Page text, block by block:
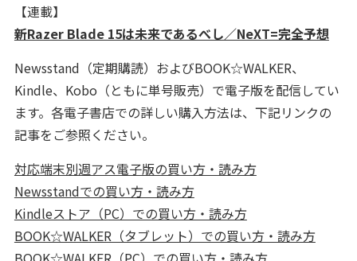
【連載】
新Razer Blade 15は未来であるべし／NeXT=完全予想
Newsstand（定期購読）およびBOOK☆WALKER、
Kindle、Kobo（ともに単号販売）で電子版を配信してい
ます。各電子書店での詳しい購入方法は、下記リンクの
記事をご参照ください。
対応端末別週アス電子版の買い方・読み方
Newsstandでの買い方・読み方
Kindleストア（PC）での買い方・読み方
BOOK☆WALKER（タブレット）での買い方・読み方